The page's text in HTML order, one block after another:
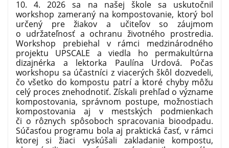
10. 4. 2026 sa na našej škole sa uskutočnil
workshop zameraný na kompostovanie, ktorý bol
určený pre žiakov a učiteľov so záujmom
o udržateľnosť a ochranu životného prostredia.
Workshop prebiehal v rámci medzinárodného
projektu UPSCALE a viedla ho permakultúrna
dizajnérka a lektorka Paulína Urdová. Počas
workshopu sa účastníci z viacerých škôl dozvedeli,
čo všetko do kompostu patrí a ktoré chyby môžu
celý proces znehodnotiť. Získali prehľad o význame
kompostovania, správnom postupe, možnostiach
kompostovania aj v mestských podmienkach
či o rôznych spôsoboch spracovania bioodpadu.
Súčasťou programu bola aj praktická časť, v rámci
ktorej si žiaci vyskúšali zakladanie kompostu,